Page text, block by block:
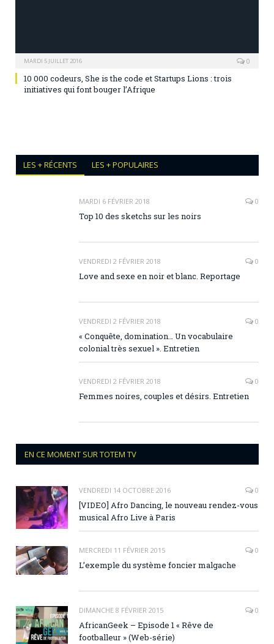
MARDI 5 JUILLET 2016 0
10 000 codeurs, She is the code et Startups Lions : trois
initiatives qui font bouger l’Afrique
LES + RÉCENTS LES + POPULAIRES
MARDI 6 FÉVRIER 2018 0
Top 10 des sketchs sur les noirs
VENDREDI 2 FÉVRIER 2018 0
Love and sexe en noir et blanc. Reportage
VENDREDI 2 FÉVRIER 2018 0
« Conquête, domination… Un vocabulaire
colonial très sexuel ». Entretien
VENDREDI 2 FÉVRIER 2018 0
Femmes noires, couples et désirs. Entretien
EN CE MOMENT SUR TOTEM TV
VENDREDI 14 OCTOBRE 2016 0
[VIDEO] Afro Dancing, le nouveau rendez-vous
musical Afro Live à Paris
MERCREDI 11 FÉVRIER 2015 0
L’exemple du système foncier malgache
DIMANCHE 8 FÉVRIER 2015 0
AfricanGeek – Episode 1 « Rêve de
footballeur » (Web-série)